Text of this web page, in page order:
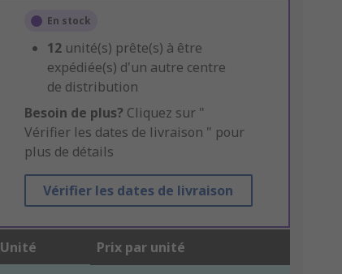
En stock
12 unité(s) prête(s) à être
expédiée(s) d'un autre centre
de distribution
Besoin de plus? Cliquez sur "
Vérifier les dates de livraison " pour
plus de détails
Vérifier les dates de livraison
Unité Prix par unité